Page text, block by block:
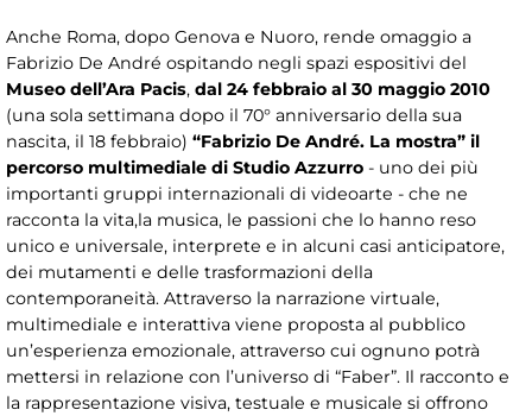
Anche Roma, dopo Genova e Nuoro, rende omaggio a
Fabrizio De André ospitando negli spazi espositivi del
Museo dell’Ara Pacis, dal 24 febbraio al 30 maggio 2010
(una sola settimana dopo il 70° anniversario della sua
nascita, il 18 febbraio) “Fabrizio De André. La mostra” il
percorso multimediale di Studio Azzurro - uno dei più
importanti gruppi internazionali di videoarte - che ne
racconta la vita,la musica, le passioni che lo hanno reso
unico e universale, interprete e in alcuni casi anticipatore,
dei mutamenti e delle trasformazioni della
contemporaneità. Attraverso la narrazione virtuale,
multimediale e interattiva viene proposta al pubblico
un’esperienza emozionale, attraverso cui ognuno potrà
mettersi in relazione con l’universo di “Faber”. Il racconto e
la rappresentazione visiva, testuale e musicale si offrono